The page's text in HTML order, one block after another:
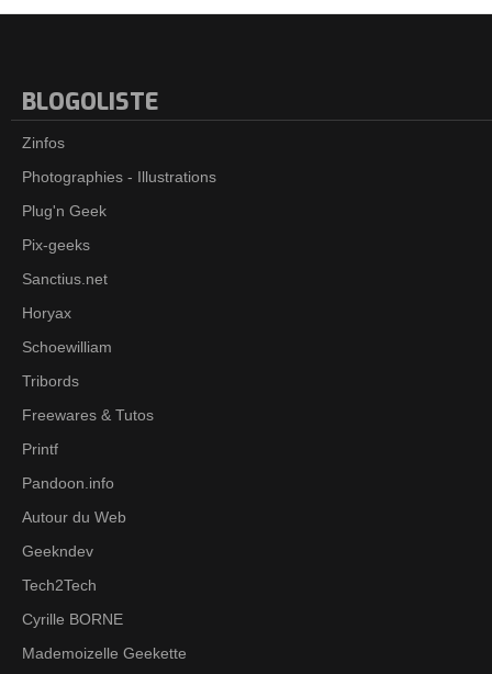
BLOGOLISTE
Zinfos
Photographies - Illustrations
Plug'n Geek
Pix-geeks
Sanctius.net
Horyax
Schoewilliam
Tribords
Freewares & Tutos
Printf
Pandoon.info
Autour du Web
Geekndev
Tech2Tech
Cyrille BORNE
Mademoizelle Geekette